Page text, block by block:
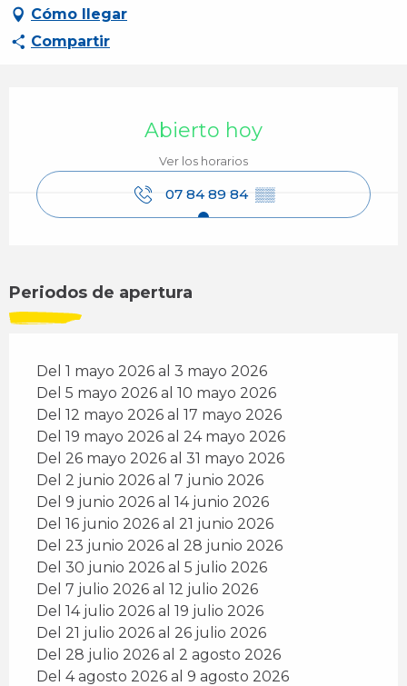
Cómo llegar
Compartir
Abierto hoy
Ver los horarios
07 84 89 84 ▒▒
Periodos de apertura
Del 1 mayo 2026 al 3 mayo 2026
Del 5 mayo 2026 al 10 mayo 2026
Del 12 mayo 2026 al 17 mayo 2026
Del 19 mayo 2026 al 24 mayo 2026
Del 26 mayo 2026 al 31 mayo 2026
Del 2 junio 2026 al 7 junio 2026
Del 9 junio 2026 al 14 junio 2026
Del 16 junio 2026 al 21 junio 2026
Del 23 junio 2026 al 28 junio 2026
Del 30 junio 2026 al 5 julio 2026
Del 7 julio 2026 al 12 julio 2026
Del 14 julio 2026 al 19 julio 2026
Del 21 julio 2026 al 26 julio 2026
Del 28 julio 2026 al 2 agosto 2026
Del 4 agosto 2026 al 9 agosto 2026